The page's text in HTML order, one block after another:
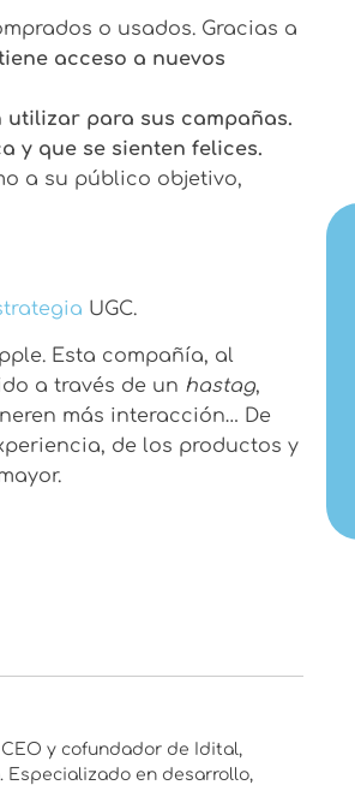
o usados. Gracias a
acceso a nuevos
para sus campañas.
y que se sienten felices.
a su público objetivo,
UGC.
Esta compañía, al
a través de un hastag,
más interacción… De
de los productos y
y cofundador de Idital,
Especializado en desarrollo,